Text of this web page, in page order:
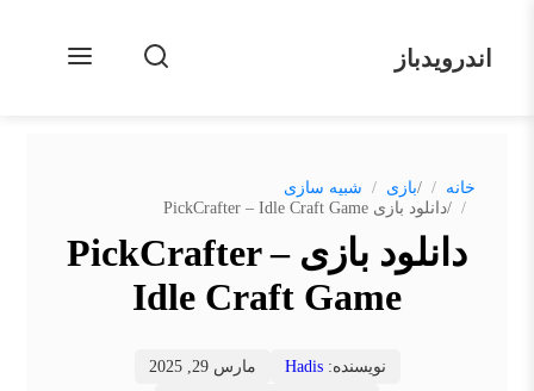
اندرویدباز
خانه /بازی
شبیه سازی
/دانلود بازی PickCrafter – Idle Craft Game
دانلود بازی PickCrafter –
Idle Craft Game
نویسنده:Hadis
مارس 29, 2025